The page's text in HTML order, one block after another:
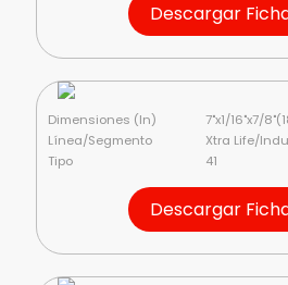
Descargar
Dimensiones (In)
7"x1/16"x7/
Línea/Segmento
Xtra Life/
Tipo
41
Descargar